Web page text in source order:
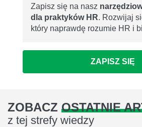
Zapisz się na nasz
dla praktyków HR. Rozwijaj
który naprawdę rozumie HR i
ZAPISZ SIĘ
ZOBACZ OSTATNIE
z tej strefy wiedzy